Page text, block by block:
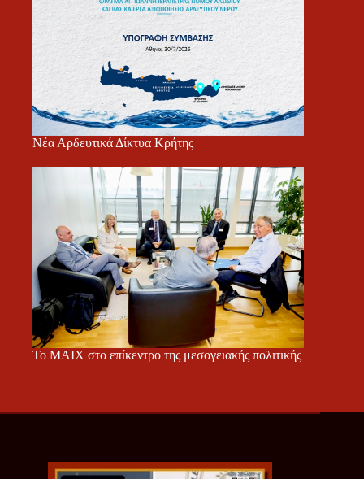
Νέα Αρδευτικά Δίκτυα Κρήτης
Το ΜΑΙΧ στο επίκεντρο της μεσογειακής πολιτικής